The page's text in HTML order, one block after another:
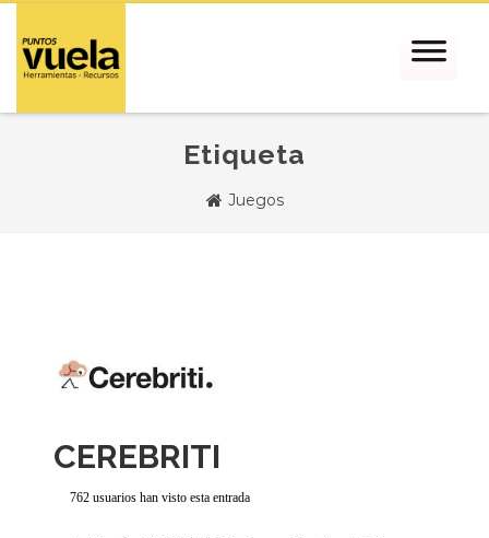
Etiqueta
Juegos
CEREBRITI
762 usuarios han visto esta entrada